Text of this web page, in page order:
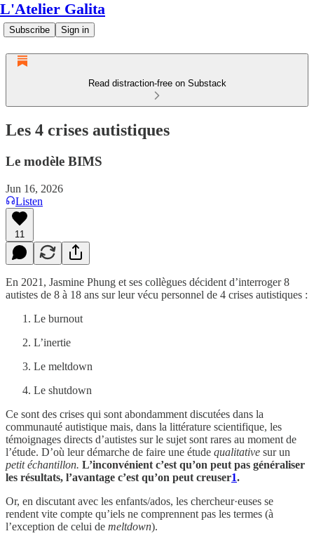
L'Atelier Galita
Subscribe Sign in
Read distraction-free on Substack
Les 4 crises autistiques
Le modèle BIMS
Jun 16, 2026
Listen
11
En 2021, Jasmine Phung et ses collègues décident d’interroger 8
autistes de 8 à 18 ans sur leur vécu personnel de 4 crises autistiques :
Le burnout
L’inertie
Le meltdown
Le shutdown
Ce sont des crises qui sont abondamment discutées dans la
communauté autistique mais, dans la littérature scientifique, les
témoignages directs d’autistes sur le sujet sont rares au moment de
l’étude. D’où leur démarche de faire une étude qualitative sur un
petit échantillon. L’inconvénient c’est qu’on peut pas généraliser
les résultats, l’avantage c’est qu’on peut creuser1.
Or, en discutant avec les enfants/ados, les chercheur·euses se
rendent vite compte qu’iels ne comprennent pas les termes (à
l’exception de celui de meltdown).